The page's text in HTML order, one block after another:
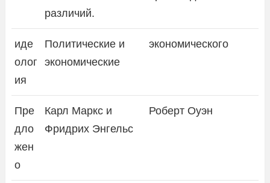
различий.
иде
олог
ия
Политические и
экономические
экономического
Пре
дло
жен
о
Карл Маркс и
Фридрих Энгельс
Роберт Оуэн